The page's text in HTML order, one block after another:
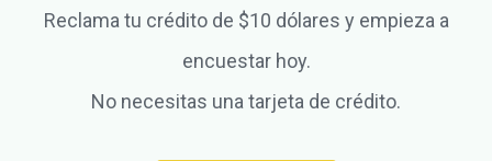
Reclama tu crédito de $10 dólares y empieza a
encuestar hoy.
No necesitas una tarjeta de crédito.